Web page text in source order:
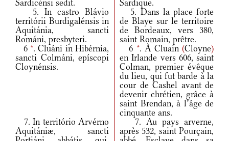
Sardicénsi sedit.
Sardique.
5. In castro Blávio
territórii Burdigalénsis in
Aquitánia, sancti
Románi, presbyteri.
5. Dans la place forte
de Blaye sur le territoire
de Bordeaux, vers 380,
saint Romain, prêtre.
6*. Cluáni in Hibérnia,
sancti Colmáni, epíscopi
Cloynénsis.
6 *. À Cluain(Cloyne)
en Irlande vers 606, saint
Colman, premier évêque
du lieu, qui fut barde à la
cour de Cashel avant de
devenir chrétien, grâce à
saint Brendan, à l’âge de
cinquante ans.
7. In território Arvérno
Aquitániæ, sancti
7. Au pays arverne,
après 532, saint Pourçain,